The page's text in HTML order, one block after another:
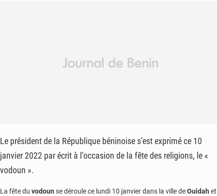
Le président de la République béninoise s’est exprimé ce 10
janvier 2022 par écrit à l’occasion de la fête des religions, le «
vodoun ».
La fête du vodoun se déroule ce lundi 10 janvier dans la ville deOuidah et